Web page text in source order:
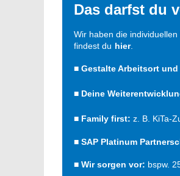
Das darfst du
Wir haben die
findest du hier.
■ Gestalte Arbeitsort
■ Deine
■ Family first: z. B. KiTa-
■ SAP Platinum
■ Wir sorgen vor: bspw.